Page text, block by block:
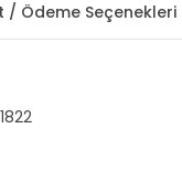
/ Ödeme Seçenekleri